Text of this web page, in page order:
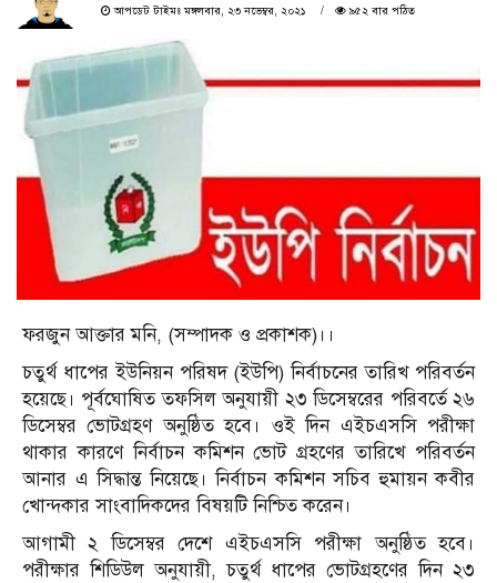
আপডেট টাইমঃ মঙ্গলবার, ২৩ নভেম্বর, ২০২১
৯৫২ বার পঠিত
ফরজুন আক্তার মনি, (সম্পাদক ও প্রকাশক)।।
চতুর্থ ধাপের ইউনিয়ন পরিষদ (ইউপি) নির্বাচনের তারিখ পরিবর্তন
হয়েছে। পূর্বঘোষিত তফসিল অনুযায়ী ২৩ ডিসেম্বরের পরিবর্তে ২৬
ডিসেম্বর ভোটগ্রহণ অনুষ্ঠিত হবে। ওই দিন এইচএসসি পরীক্ষা
থাকার কারণে নির্বাচন কমিশন ভোট গ্রহণের তারিখে পরিবর্তন
আনার এ সিদ্ধান্ত নিয়েছে। নির্বাচন কমিশন সচিব হুমায়ন কবীর
খোন্দকার সাংবাদিকদের বিষয়টি নিশ্চিত করেন।
আগামী ২ ডিসেম্বর দেশে এইচএসসি পরীক্ষা অনুষ্ঠিত হবে।
পরীক্ষার শিডিউল অনুযায়ী, চতুর্থ ধাপের ভোটগ্রহণের দিন ২৩